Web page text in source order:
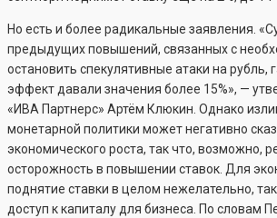
Но есть и более радикальные заявления.
предыдущих повышений, связанных с
остановить спекулятивные атаки на рубль,
эффект давали значения более 15%», —
«ИВА Партнерс» Артём Клюкин. Однако
монетарной политики может негативно
экономического роста, так что, возможно,
осторожность в повышении ставок. Для
поднятие ставки в целом нежелательно,
доступ к капиталу для бизнеса. По словам